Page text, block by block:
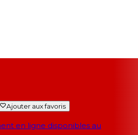
Ajouter aux favoris
en ligne disponibles au